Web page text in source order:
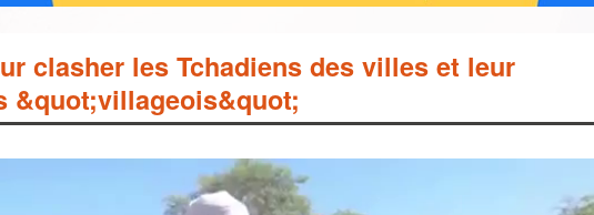
clasher les Tchadiens des villes et leur
&quot;villageois&quot;